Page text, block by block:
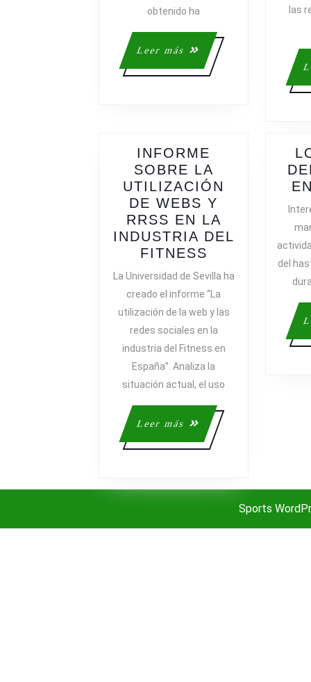
obtenido ha
Leer más
Leer
más
las
INFORME
SOBRE LA
UTILIZACIÓN
DE WEBS Y
RRSS EN LA
INDUSTRIA DEL
FITNESS INFORME
SOBRE
UTILIZACIÓN
DE
WEBS
Y
RRSS
EN
LA
INDUSTRIA
DEL
FITNESS
La Universidad de Sevilla ha
creado el informe “La
utilización de la web y las
redes sociales en la
industria del Fitness en
España”. Analiza la
situación actual, el uso
Leer más
Leer
más
del
Sports